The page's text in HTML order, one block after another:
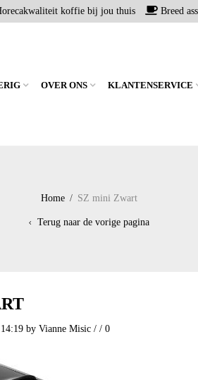
koffie bij jou thuis Breed
OVER ONS KLANTENSERVICE
Home / SZ mini Zwart
Terug naar de vorige pagina
by Vianne Misic/ / 0